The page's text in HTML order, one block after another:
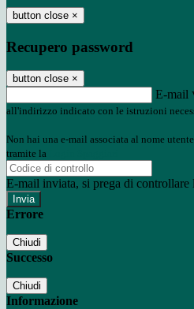
button close ×
Recupero password
button close ×
E-mail
all'indirizzo indicato con le istruzioni
Non hai una e-mail associata al nome
tramite la
E-mail inviata, si prega di controllare
Errore
Chiudi
Successo
Chiudi
Informazione